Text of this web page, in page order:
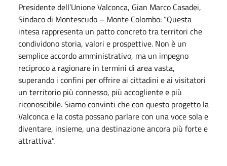
Presidente dell’Unione Valconca, Gian Marco Casadei,
Sindaco di Montescudo – Monte Colombo: “Questa
intesa rappresenta un patto concreto tra territori che
condividono storia, valori e prospettive. Non è un
semplice accordo amministrativo, ma un impegno
reciproco a ragionare in termini di area vasta,
superando i confini per offrire ai cittadini e ai visitatori
un territorio più connesso, più accogliente e più
riconoscibile. Siamo convinti che con questo progetto la
Valconca e la costa possano parlare con una voce sola e
diventare, insieme, una destinazione ancora più forte e
attrattiva”.